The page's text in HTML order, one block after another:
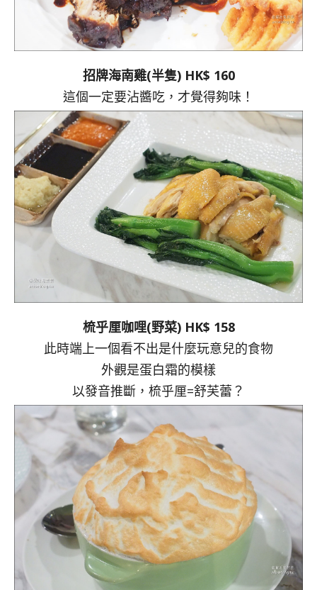
招牌海南雞(半隻) HK$ 160
這個一定要沾醬吃，才覺得夠味！
梳乎厘咖哩(野菜) HK$ 158
此時端上一個看不出是什麼玩意兒的食物
外觀是蛋白霜的模樣
以發音推斷，梳乎厘=舒芙蕾？